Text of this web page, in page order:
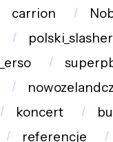
carrion
polski_slasher
koncert
referencje